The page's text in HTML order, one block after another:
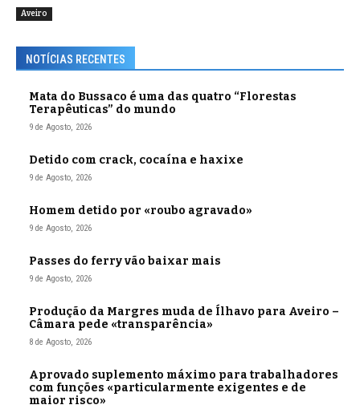
Aveiro
NOTÍCIAS RECENTES
Mata do Bussaco é uma das quatro “Florestas
Terapêuticas” do mundo
9 de Agosto, 2026
Detido com crack, cocaína e haxixe
9 de Agosto, 2026
Homem detido por «roubo agravado»
9 de Agosto, 2026
Passes do ferry vão baixar mais
9 de Agosto, 2026
Produção da Margres muda de Ílhavo para Aveiro –
Câmara pede «transparência»
8 de Agosto, 2026
Aprovado suplemento máximo para trabalhadores
com funções «particularmente exigentes e de
maior risco»